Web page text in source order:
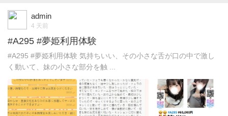
admin
4 天前
#A295 #夢姫利用体験
#A295 #夢姫利用体験 気持ちいい、その小さな舌が口の中で激し
く動いて、妹の小さな部分を触 ...